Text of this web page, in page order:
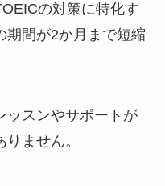
の対策に特化す
期間が2か月まで短縮
ッスンやサポートが
ません。